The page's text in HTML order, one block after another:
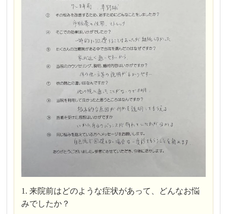
1. 来院前はどのような症状があって、どんなお悩
みでしたか？